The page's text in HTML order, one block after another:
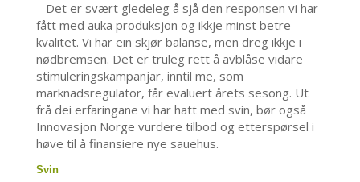
– Det er svært gledeleg å sjå den responsen vi har
fått med auka produksjon og ikkje minst betre
kvalitet. Vi har ein skjør balanse, men dreg ikkje i
nødbremsen. Det er truleg rett å avblåse vidare
stimuleringskampanjar, inntil me, som
marknadsregulator, får evaluert årets sesong. Ut
frå dei erfaringane vi har hatt med svin, bør også
Innovasjon Norge vurdere tilbod og etterspørsel i
høve til å finansiere nye sauehus.
Svin